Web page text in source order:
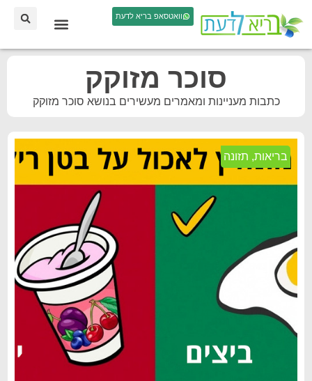
וואטסאפ בריא לדעת
סוכר מזוקק
כתבות מעניינות ומאמרים מעשירים בנושא סוכר מזוקק
בריאות, תזונה